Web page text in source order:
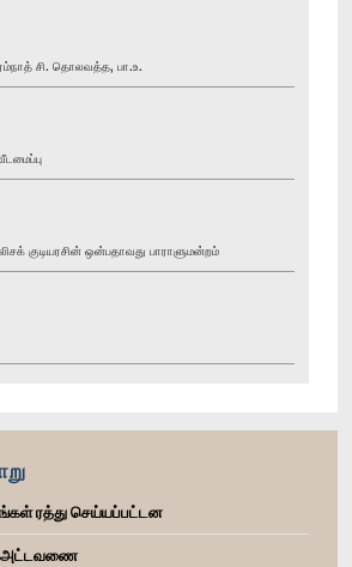
சி. தொலவத்த, பா.உ.
குடியரசின் ஒன்பதாவது பாராளுமன்றம்
ரத்து செய்யப்பட்டன
அட்டவணை